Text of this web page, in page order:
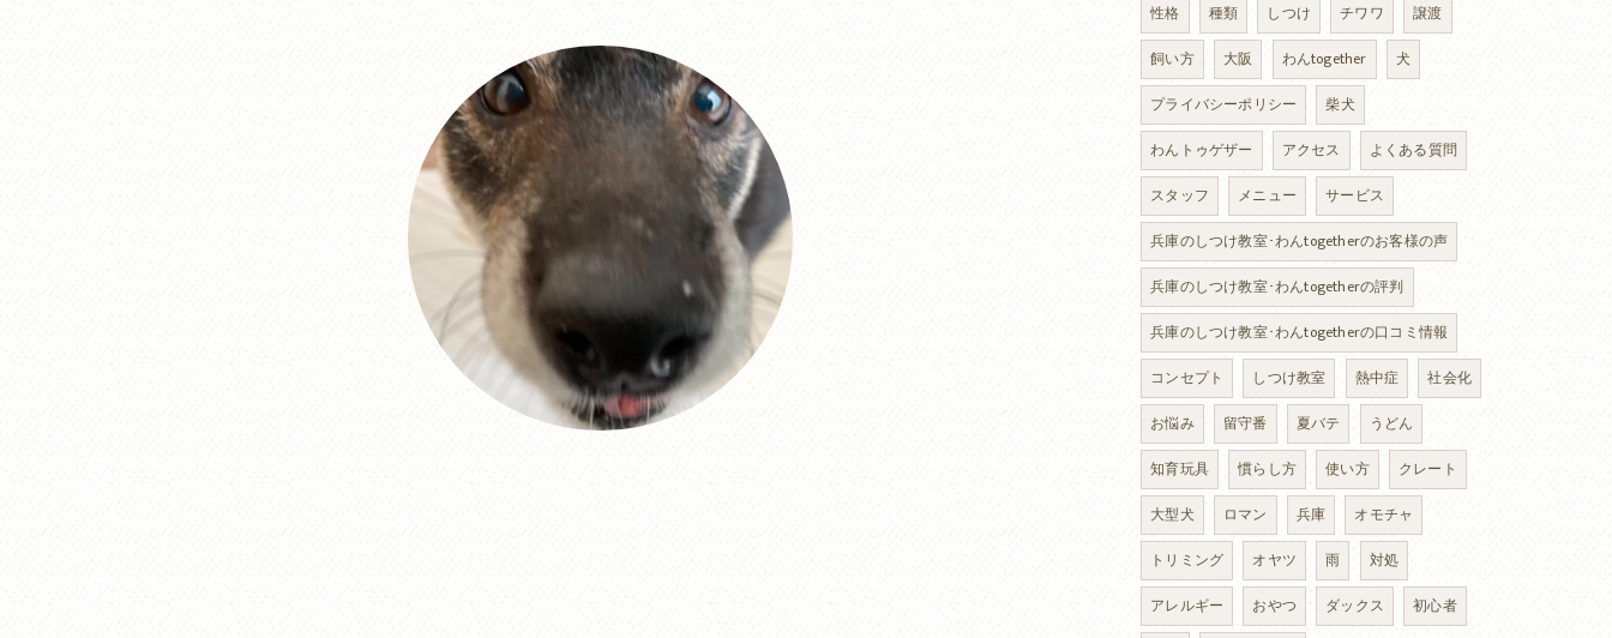
性格
種類 しつけ チワワ
譲渡
飼い方
大阪 わんtogether
犬
プライバシーポリシー
柴犬
わんトゥゲザー
アクセス
よくある質問
スタッフ
メニュー
サービス
兵庫のしつけ教室･わんtogetherのお客様の声
兵庫のしつけ教室･わんtogetherの評判
兵庫のしつけ教室･わんtogetherの口コミ情報
コンセプト
しつけ教室 熱中症
社会化
お悩み
留守番 夏バテ
うどん
知育玩具
慣らし方 使い方
クレート
大型犬
ロマン 兵庫
オモチャ
トリミング
オヤツ 雨
対処
アレルギー
おやつ ダックス
初心者